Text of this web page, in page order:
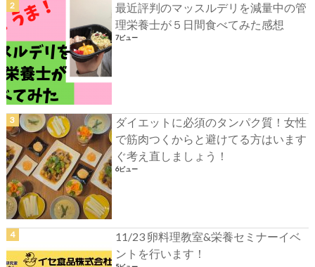
最近評判のマッスルデリを減量中の管
理栄養士が５日間食べてみた感想
7ビュー
ダイエットに必須のタンパク質！女性
で筋肉つくからと避けてる方はいます
ぐ考え直しましょう！
6ビュー
11/23 卵料理教室&栄養セミナーイベ
ントを行います！